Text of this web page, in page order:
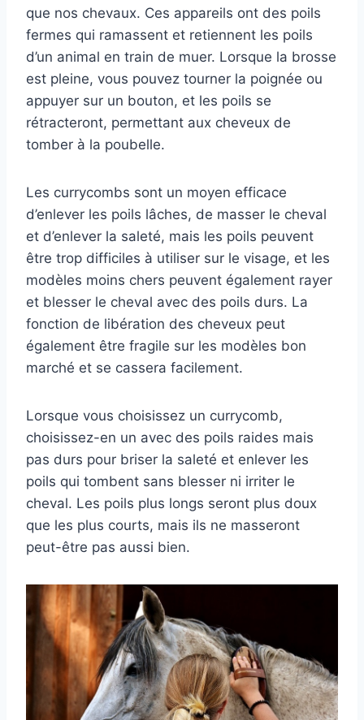
que nos chevaux. Ces appareils ont des poils
fermes qui ramassent et retiennent les poils
d’un animal en train de muer. Lorsque la brosse
est pleine, vous pouvez tourner la poignée ou
appuyer sur un bouton, et les poils se
rétracteront, permettant aux cheveux de
tomber à la poubelle.
Les currycombs sont un moyen efficace
d’enlever les poils lâches, de masser le cheval
et d’enlever la saleté, mais les poils peuvent
être trop difficiles à utiliser sur le visage, et les
modèles moins chers peuvent également rayer
et blesser le cheval avec des poils durs. La
fonction de libération des cheveux peut
également être fragile sur les modèles bon
marché et se cassera facilement.
Lorsque vous choisissez un currycomb,
choisissez-en un avec des poils raides mais
pas durs pour briser la saleté et enlever les
poils qui tombent sans blesser ni irriter le
cheval. Les poils plus longs seront plus doux
que les plus courts, mais ils ne masseront
peut-être pas aussi bien.